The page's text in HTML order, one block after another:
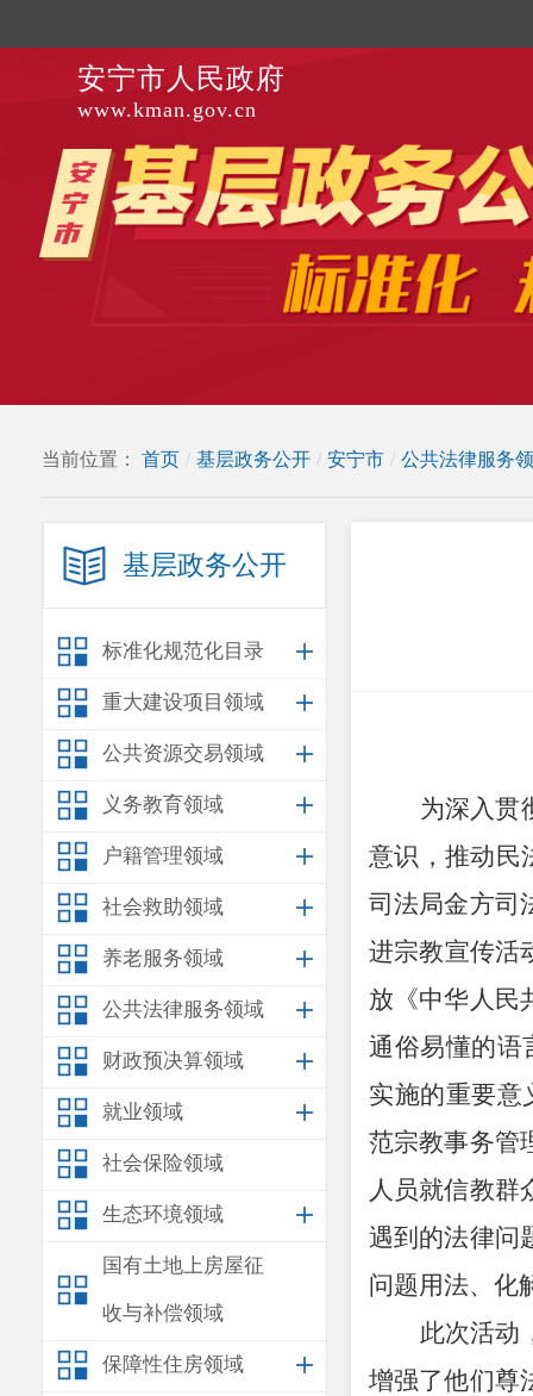
安宁市人民政府
www.kman.gov.cn
当前位置： 首页 / 基层政务公开 / 安宁市 / 公共法律服务
基层政务公开
标准化规范化目录
重大建设项目领域
公共资源交易领域
义务教育领域
户籍管理领域
社会救助领域
养老服务领域
公共法律服务领域
财政预决算领域
就业领域
社会保险领域
生态环境领域
国有土地上房屋征
收与补偿领域
保障性住房领域
为深入贯
意识 ，推动
司法局金方司
进宗教宣传活
放《中华人民
通俗易懂的语
实施的重要意
范宗教事务管
人员就信教群
遇到的法律问
问题用法、化
此次活动
增强了他们尊